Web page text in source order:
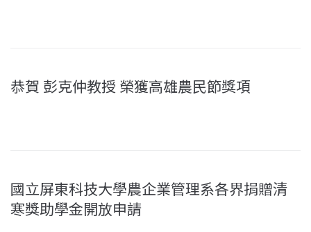
恭賀 彭克仲教授 榮獲高雄農民節獎項
國立屏東科技大學農企業管理系各界捐贈清
寒獎助學金開放申請